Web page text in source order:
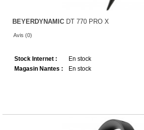
BEYERDYNAMIC DT 770 PRO X
Avis (0)
Stock Internet :
En stock
Magasin Nantes :
En stock